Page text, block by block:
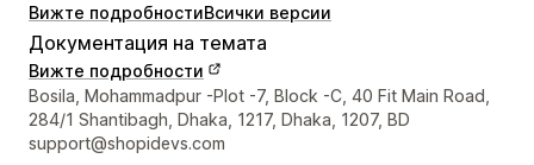
Вижте подробностиВсички версии
Документация на темата
Вижте подробности
Данни за връзка с дизайнера
Bosila, Mohammadpur -Plot -7, Block -C, 40 Fit Main Road,
284/1 Shantibagh, Dhaka, 1217, Dhaka, 1207, BD
support@shopidevs.com